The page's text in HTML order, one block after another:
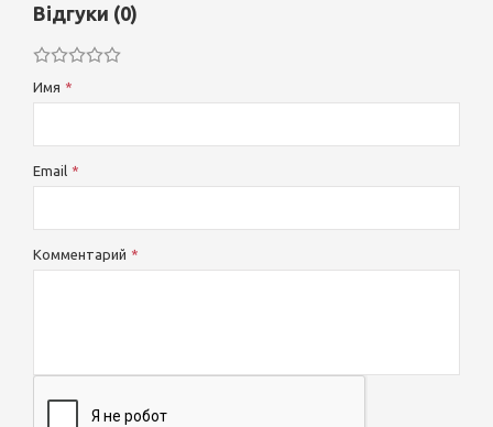
Відгуки (0)
Имя
Email
Комментарий